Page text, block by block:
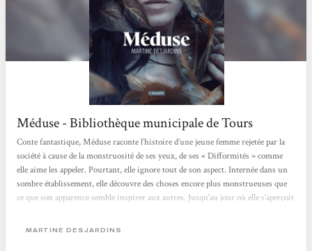
Méduse - Bibliothèque municipale de Tours
Conte fantastique, Méduse raconte l’histoire d’une jeune femme rejetée par la
société à cause de la monstruosité de ses yeux, de ses « Difformités » comme
elle aime les appeler. Pourtant, elle ignore tout de son aspect. Internée dans un
sombre établissement, elle découvre des choses encore plus monstrueuses que
ce que son apparence semble inspirer aux autres. Jusqu’au jour où elle s’aperçoit
sauver… Martine Desjardins nous offre une histoire captivante au...
MARTINE DESJARDINS